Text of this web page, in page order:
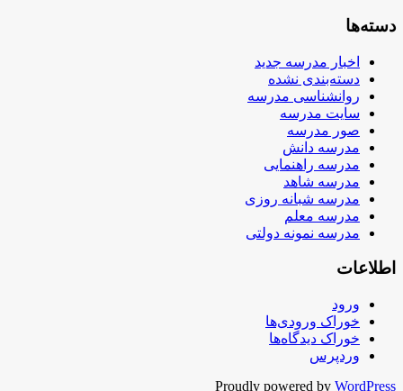
دسته‌ها
اخبار مدرسه جدید
دسته‌بندی نشده
روانشناسی مدرسه
سایت مدرسه
صور مدرسه
مدرسه دانش
مدرسه راهنمایی
مدرسه شاهد
مدرسه شبانه روزی
مدرسه معلم
مدرسه نمونه دولتی
اطلاعات
ورود
خوراک ورودی‌ها
خوراک دیدگاه‌ها
وردپرس
Proudly powered by WordPress